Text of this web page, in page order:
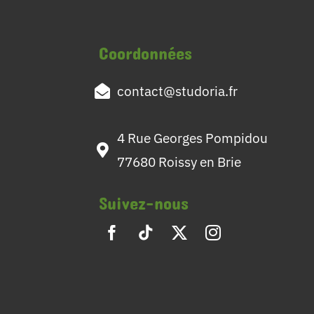
Coordonnées
contact@studoria.fr
4 Rue Georges Pompidou
77680 Roissy en Brie
Suivez-nous